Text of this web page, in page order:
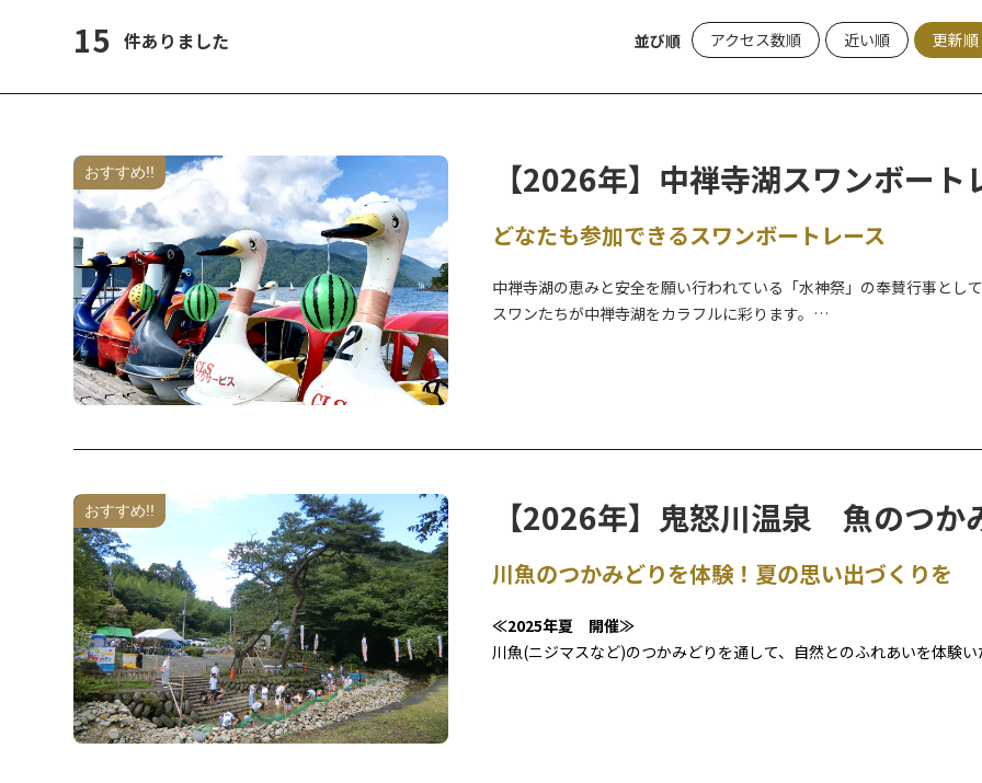
15 件ありました 並び順 アクセス数順 近い順 更新順
おすすめ!! 【2026年】中禅寺湖スワンボート
どなたも参加できるスワンボートレース
中禅寺湖の恵みと安全を願い行われている「水神祭」の奉賛行事とし
スワンたちが中禅寺湖をカラフルに彩ります。
おすすめ!! 【2026年】鬼怒川温泉 魚のつか
川魚のつかみどりを体験！夏の思い出づくりを
≪2025年夏 開催≫
川魚(ニジマスなど)のつかみどりを通して、自然とのふれあいを体験い